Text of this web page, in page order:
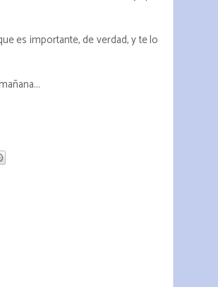
es importante, de verdad, y te lo